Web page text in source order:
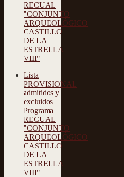
RECUAL
"CONJUNTO
ARQUEOLÓGICO
CASTILLO
DE LA
ESTRELLA
VIII"
Lista
PROVISIONAL
admitidos y
excluidos
Programa
RECUAL
"CONJUNTO
ARQUEOLÓGICO
CASTILLO
DE LA
ESTRELLA
VIII"